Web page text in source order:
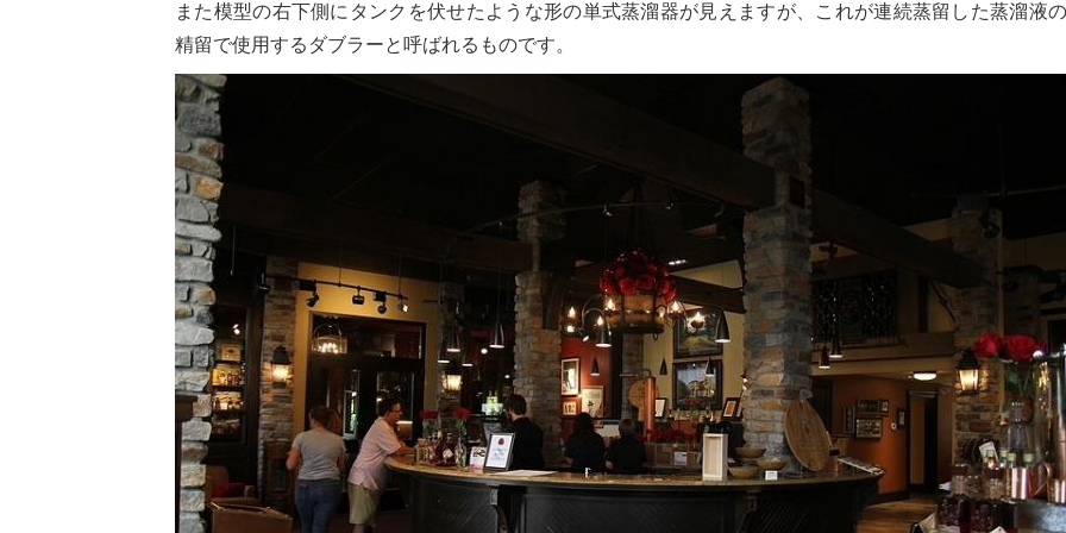
また模型の右下側にタンクを伏せたような形の単式蒸溜器が見えますが、これが連続蒸留した蒸溜液の
精留で使用するダブラーと呼ばれるものです。